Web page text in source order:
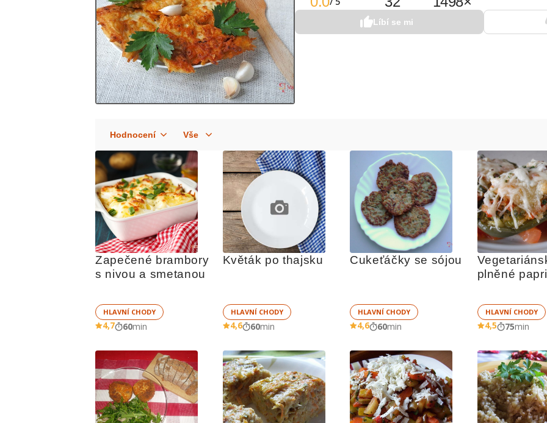
Líbí se mi
Zapečené brambory
s nivou a smetanou
HLAVNÍ CHODY
4,7 60min
Květák po thajsku
HLAVNÍ CHODY
4,6 60min
Cukeťáčky se sójou
HLAVNÍ CHODY
4,6 60min
plněné
HLAVNÍ CHODY
4,5 75min